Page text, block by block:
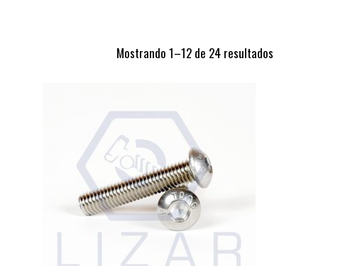
Mostrando 1–12 de 24 resultados